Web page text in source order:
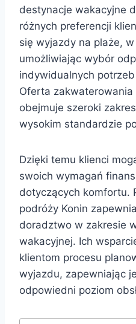
destynacje wakacyjne
różnych preferencji
się wyjazdy na plaże,
umożliwiając wybór
indywidualnych
Oferta zakwaterowania
obejmuje szeroki
wysokim standardzie
Dzięki temu klienci
swoich wymagań
dotyczących komfortu.
podróży Konin
doradztwo w zakresie
wakacyjnej. Ich
klientom procesu
wyjazdu, zapewniając
odpowiedni poziom